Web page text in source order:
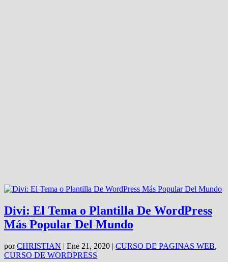
Divi: El Tema o Plantilla De WordPress
Más Popular Del Mundo
porCHRISTIAN | Ene 21, 2020 | CURSO DE PAGINAS WEB,
CURSO DE WORDPRESS